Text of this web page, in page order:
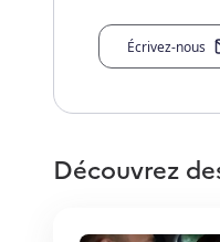
Écrivez-nous
Découvrez